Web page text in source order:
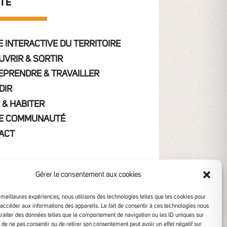
Gérer le consentement aux cookies
expériences, nous utilisons des technologies telles que les cookies pour
aux informations des appareils. Le fait de consentir à ces technologies nous
des données telles que le comportement de navigation ou les ID uniques sur
ne pas consentir ou de retirer son consentement peut avoir un effet négatif sur
INTERACTIVE DU TERRITOIRE
& SORTIR
& TRAVAILLER
& HABITER
COMMUNAUTÉ